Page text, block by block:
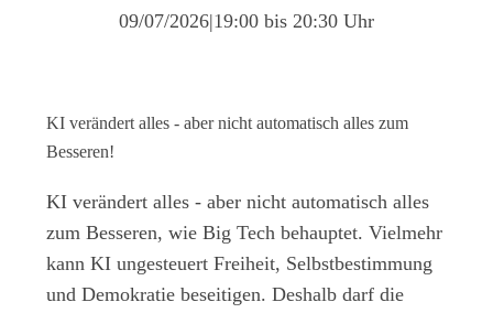
09/07/2026|19:00 bis 20:30 Uhr
KI verändert alles - aber nicht automatisch alles zum
Besseren!
KI verändert alles - aber nicht automatisch alles
zum Besseren, wie Big Tech behauptet. Vielmehr
kann KI ungesteuert Freiheit, Selbstbestimmung
und Demokratie beseitigen. Deshalb darf die